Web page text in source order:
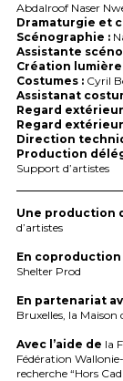
Abdalroof Naser
Dramaturgie et
Scénographie :
Assistante
Création lumière
Costumes :Cyril
Assistanat
Regard
Regard
Direction
Production
Support d’artistes
Une production
d’artistes
En coproduction
Shelter Prod
En partenariat
Bruxelles, la Maison
Avec l’aide de la
Fédération
recherche “Hors